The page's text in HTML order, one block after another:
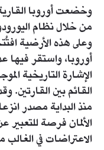
وخضعت أوروبا القارية
من خلال نظام
وعلى هذه الأرضية
أوروبا، واستقر فيها
الإشارة التاريخية
القائم بين القارتين.
منذ البداية مصدر
الألمان فرصة
الاعتراضات في